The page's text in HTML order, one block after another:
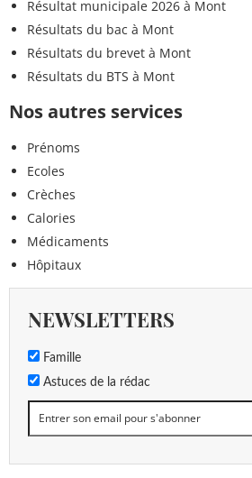
Résultat municipale 2026 à Mont
Résultats du bac à Mont
Résultats du brevet à Mont
Résultats du BTS à Mont
Nos autres services
Prénoms
Ecoles
Crèches
Calories
Médicaments
Hôpitaux
NEWSLETTERS
Famille
Astuces de la rédac